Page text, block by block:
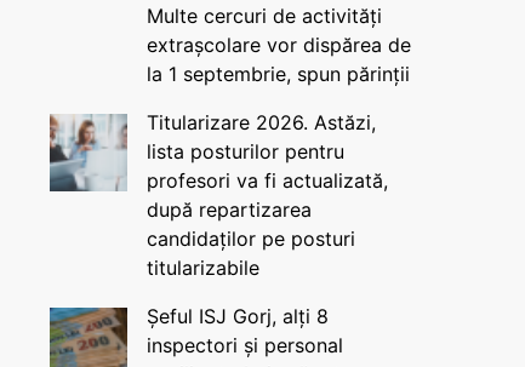
Multe cercuri de activități
extrașcolare vor dispărea de
la 1 septembrie, spun părinții
Titularizare 2026. Astăzi,
lista posturilor pentru
profesori va fi actualizată,
după repartizarea
candidaților pe posturi
titularizabile
Șeful ISJ Gorj, alți 8
inspectori și personal